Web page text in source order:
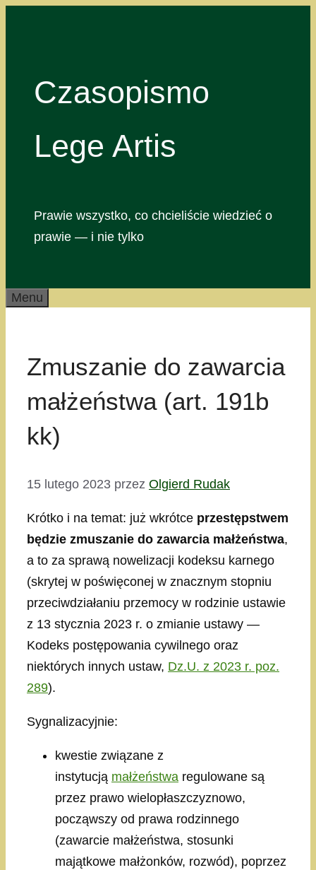
Czasopismo
Lege Artis
Prawie wszystko, co chcieliście wiedzieć o
prawie — i nie tylko
Menu
Zmuszanie do zawarcia
małżeństwa (art. 191b
kk)
15 lutego 2023 przez Olgierd Rudak
Krótko i na temat: już wkrótce przestępstwem
będzie zmuszanie do zawarcia małżeństwa,
a to za sprawą nowelizacji kodeksu karnego
(skrytej w poświęconej w znacznym stopniu
przeciwdziałaniu przemocy w rodzinie ustawie
z 13 stycznia 2023 r. o zmianie ustawy —
Kodeks postępowania cywilnego oraz
niektórych innych ustaw, Dz.U. z 2023 r. poz.
289).
Sygnalizacyjnie:
kwestie związane z
instytucją małżeństwa regulowane są
przez prawo wielopłaszczyznowo,
począwszy od prawa rodzinnego
(zawarcie małżeństwa, stosunki
majątkowe małżonków, rozwód), poprzez